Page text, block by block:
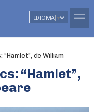
IDIOMA ▼
de William
“Hamlet”,